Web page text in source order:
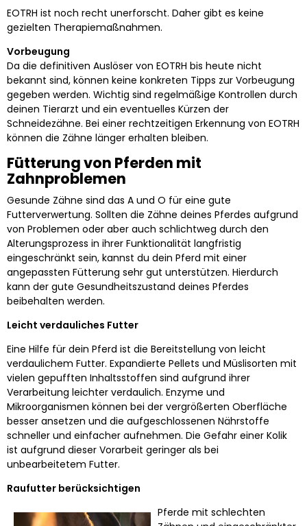
EOTRH ist noch recht unerforscht. Daher gibt es keine
gezielten Therapiemaßnahmen.
Vorbeugung
Da die definitiven Auslöser von EOTRH bis heute nicht
bekannt sind, können keine konkreten Tipps zur Vorbeugung
gegeben werden. Wichtig sind regelmäßige Kontrollen durch
deinen Tierarzt und ein eventuelles Kürzen der
Schneidezähne. Bei einer rechtzeitigen Erkennung von EOTRH
können die Zähne länger erhalten bleiben.
Fütterung von Pferden mit
Zahnproblemen
Gesunde Zähne sind das A und O für eine gute
Futterverwertung. Sollten die Zähne deines Pferdes aufgrund
von Problemen oder aber auch schlichtweg durch den
Alterungsprozess in ihrer Funktionalität langfristig
eingeschränkt sein, kannst du dein Pferd mit einer
angepassten Fütterung sehr gut unterstützen. Hierdurch
kann der gute Gesundheitszustand deines Pferdes
beibehalten werden.
Leicht verdauliches Futter
Eine Hilfe für dein Pferd ist die Bereitstellung von leicht
verdaulichem Futter. Expandierte Pellets und Müslisorten mit
vielen gepufften Inhaltsstoffen sind aufgrund ihrer
Verarbeitung leichter verdaulich. Enzyme und
Mikroorganismen können bei der vergrößerten Oberfläche
besser ansetzen und die aufgeschlossenen Nährstoffe
schneller und einfacher aufnehmen. Die Gefahr einer Kolik
ist aufgrund dieser Vorarbeit geringer als bei
unbearbeitetem Futter.
Raufutter berücksichtigen
Pferde mit schlechten